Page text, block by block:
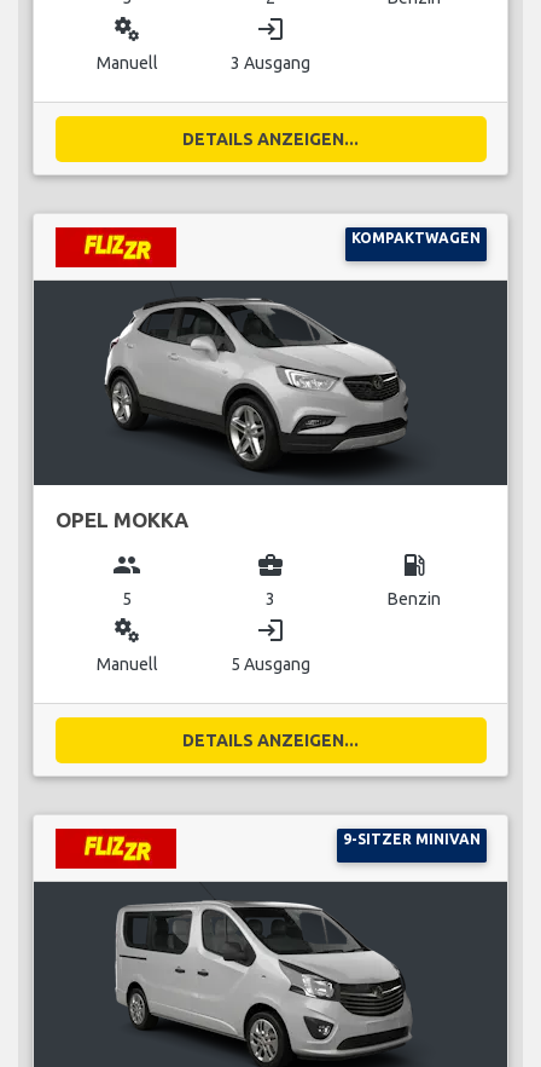
miscellaneous_services
Manuell
login
3 Ausgang
DETAILS ANZEIGEN...
KOMPAKTWAGEN
OPEL MOKKA
group
5
business_center
3
local_gas_station
Benzin
miscellaneous_services
Manuell
login
5 Ausgang
DETAILS ANZEIGEN...
9-SITZER MINIVAN